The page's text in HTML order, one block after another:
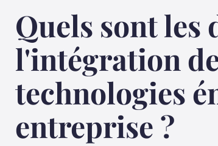
Quels sont les
l'intégration
technologies
entreprise ?